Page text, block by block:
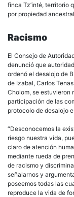
finca Tz’inté, territorio
por propiedad
Racismo
El Consejo de
denunció que
ordenó el desalojo de
de Izabal, Carlos
Cholom, se estuvieron
participación de las
protocolo de desalojo
“Desconocemos la
riesgo nuestra vida,
claro de atención
mediante rueda de
de racismo y
señalarnos y
poseemos todas las
reproduce la vida de